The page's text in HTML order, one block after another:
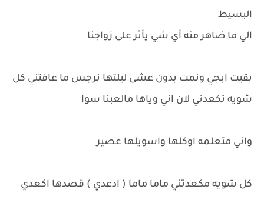
البسيط
الي ما ضاهر منه أي شي يأثر على زواجنا
بقيت ابجي ونمت بدون عشى ليلتها نرجس ما عافتني كل
شويه تكعدني لان اني وياها مالعبنا سوا
واني متعلمه اوكلها واسويلها عصير
كل شويه مكعدتني ماما ماما ( ادعدي ) قصدها اكعدي